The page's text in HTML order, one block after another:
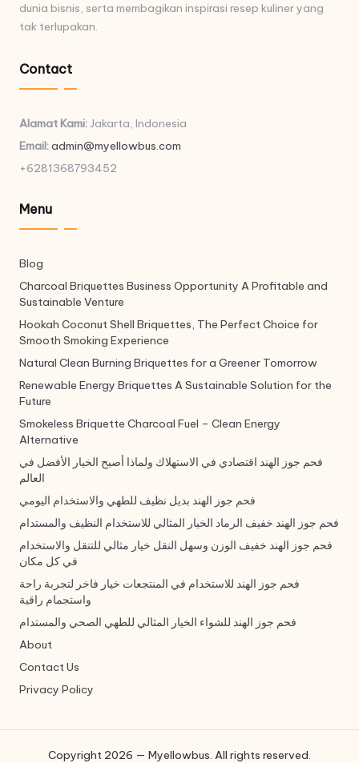
dunia bisnis, serta membagikan inspirasi resep kuliner yang
tak terlupakan.
Contact
Alamat Kami:Jakarta, Indonesia
Email:admin@myellowbus.com
+6281368793452
Menu
Blog
Charcoal Briquettes Business Opportunity A Profitable and
Sustainable Venture
Hookah Coconut Shell Briquettes, The Perfect Choice for
Smooth Smoking Experience
Natural Clean Burning Briquettes for a Greener Tomorrow
Renewable Energy Briquettes A Sustainable Solution for the
Future
Smokeless Briquette Charcoal Fuel – Clean Energy
Alternative
فحم جوز الهند اقتصادي في الاستهلاك ولماذا أصبح الخيار الأفضل في
العالم
فحم جوز الهند بديل نظيف للطهي والاستخدام اليومي
فحم جوز الهند خفيف الرماد الخيار المثالي للاستخدام النظيف والمستدام
فحم جوز الهند خفيف الوزن وسهل النقل خيار مثالي للتنقل والاستخدام
في كل مكان
فحم جوز الهند للاستخدام في المنتجعات خيار فاخر لتجربة راحة
واستجمام راقية
فحم جوز الهند للشواء الخيار المثالي للطهي الصحي والمستدام
About
Contact Us
Privacy Policy
Copyright 2026 — Myellowbus. All rights reserved.